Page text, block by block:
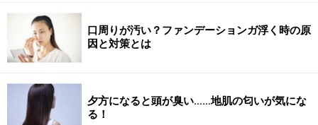
口周りが汚い？ファンデーションガ浮く時の原
因と対策とは
夕方になると頭が臭い……地肌の匂いが気にな
る！